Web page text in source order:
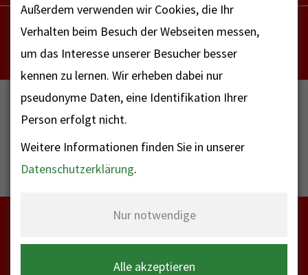
NOTRUF - FAX FÜR HÖRBEHINDERTE
112
Außerdem verwenden wir Cookies, die Ihr
Verhalten beim Besuch der Webseiten messen,
um das Interesse unserer Besucher besser
kennen zu lernen. Wir erheben dabei nur
pseudonyme Daten, eine Identifikation Ihrer
Person erfolgt nicht.
Weitere Informationen finden Sie in unserer
Datenschutzerklärung.
Nur notwendige
Alle akzeptieren